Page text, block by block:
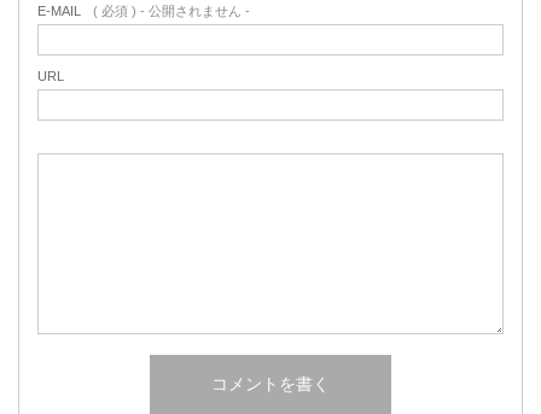
E-MAIL ( 必須 ) - 公開されません -
URL